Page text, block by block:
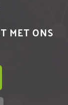
MET ONS